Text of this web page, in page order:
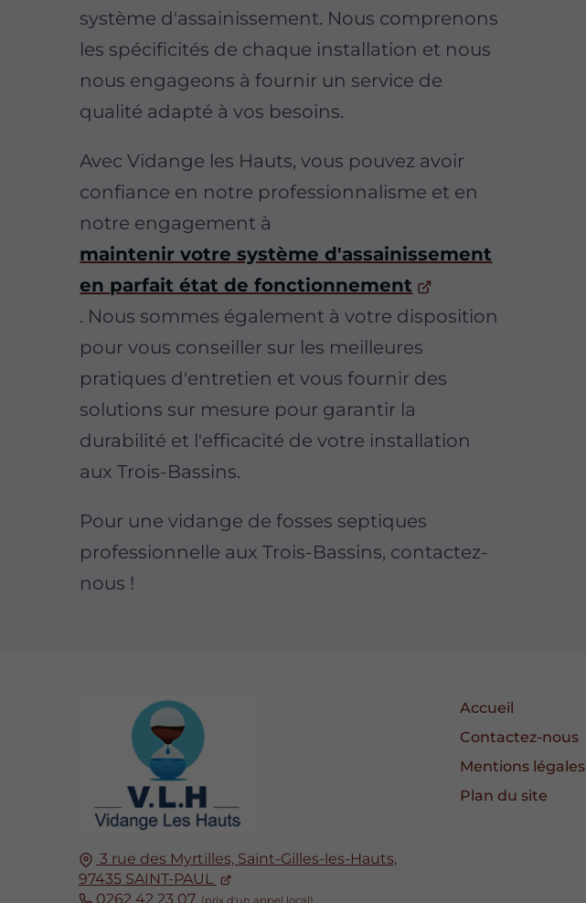
système d'assainissement. Nous comprenons
les spécificités de chaque installation et nous
nous engageons à fournir un service de
qualité adapté à vos besoins.
Avec Vidange les Hauts, vous pouvez avoir
confiance en notre professionnalisme et en
notre engagement à
maintenir votre système d'assainissement
en parfait état de fonctionnement
. Nous sommes également à votre disposition
pour vous conseiller sur les meilleures
pratiques d'entretien et vous fournir des
solutions sur mesure pour garantir la
durabilité et l'efficacité de votre installation
aux Trois-Bassins.
Pour une vidange de fosses septiques
professionnelle aux Trois-Bassins, contactez-
nous !
3 rue des Myrtilles, Saint-Gilles-les-Hauts,
97435 SAINT-PAUL
0262 42 23 07
Accueil
Contactez-nous
Mentions légales
Plan du site